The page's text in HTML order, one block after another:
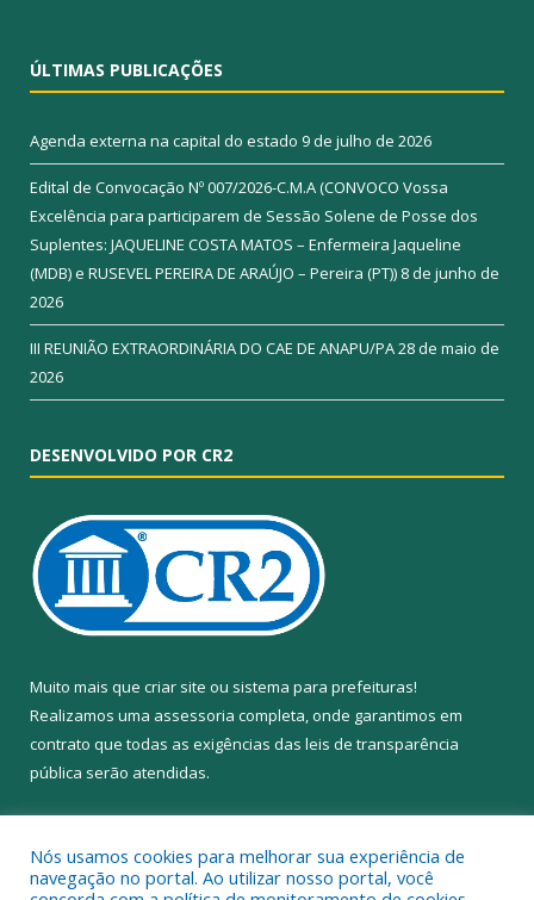
ÚLTIMAS PUBLICAÇÕES
Agenda externa na capital do estado 9 de julho de 2026
Edital de Convocação Nº 007/2026-C.M.A (CONVOCO Vossa
Excelência para participarem de Sessão Solene de Posse dos
Suplentes: JAQUELINE COSTA MATOS – Enfermeira Jaqueline
(MDB) e RUSEVEL PEREIRA DE ARAÚJO – Pereira (PT)) 8 de junho de
2026
III REUNIÃO EXTRAORDINÁRIA DO CAE DE ANAPU/PA28 de maio de
2026
DESENVOLVIDO POR CR2
Muito mais que criar site ou sistema para prefeituras!
Realizamos uma assessoria completa, onde garantimos em
contrato que todas as exigências das leis de transparência
pública serão atendidas.
Nós usamos cookies para melhorar sua experiência de
navegação no portal. Ao utilizar nosso portal, você